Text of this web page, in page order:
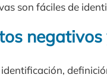
son fáciles de